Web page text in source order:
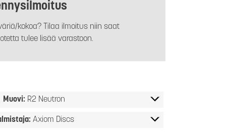
kokoa? Tilaa ilmoitus niin saat
tulee lisää varastoon.
Muovi: R2 Neutron
Axiom Discs